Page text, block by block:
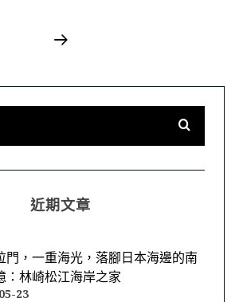
近期文章
門，一重海光，落腳日本海邊的南
：林崎松江海岸之家
23